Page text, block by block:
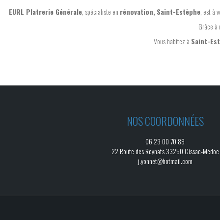
EURL Platrerie Générale, spécialiste en rénovation, Saint-Estèphe, est à
Grâce
Vous habitez à Saint-
NOS COORDONNÉES
06 23 00 70 89
22 Route des Reynats 33250 Cissac-Médoc
j.yonnet@hotmail.com